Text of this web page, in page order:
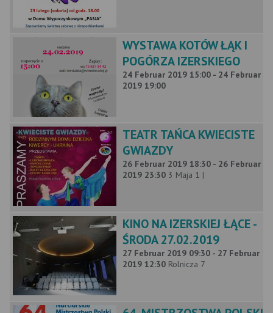
WYSTAWA KOTÓW ŁĄK I
POGÓRZA IZERSKIEGO
24 Februar 2019 15:00 - 24 Februar
2019 19:00
TEATR TAŃCA KWIECISTE
GWIAZDY
26 Februar 2019 18:30 - 26 Februar
2019 23:30 3 Maja 1 |
KINO NA IZERSKIEJ ŁĄCE -
ŚRODA 27.02.2019
27 Februar 2019 09:30 - 27 Februar
2019 12:30 Rolnicza 7